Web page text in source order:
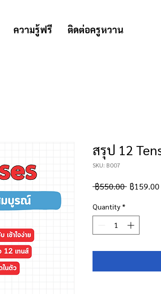
ความรู้ฟรี ติดต่อครูหวาน
สรุป 12
SKU: B007
฿550.00 Regular
฿159.00
Quantity *